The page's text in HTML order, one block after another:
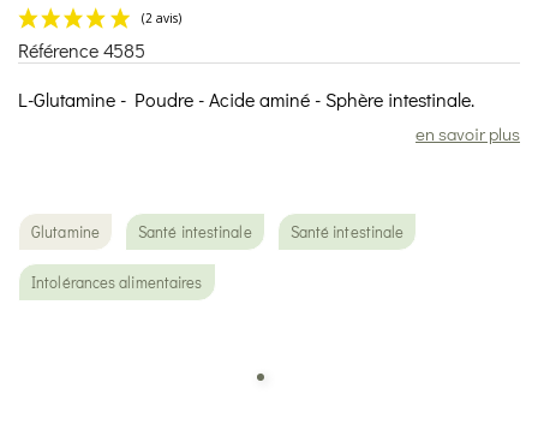
Référence4585
L-Glutamine - Poudre - Acide aminé - Sphère intestinale.
en savoir plus
Glutamine Santé intestinale Santé intestinale
Intolérances alimentaires